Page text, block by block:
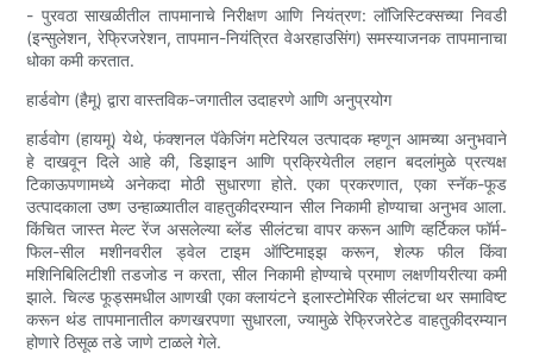
- पुरवठा साखळीतील तापमानाचे निरीक्षण आणि नियंत्रण: लॉजिस्टिक्सच्या निवडी
(इन्सुलेशन, रेफ्रिजरेशन, तापमान-नियंत्रित वेअरहाउसिंग) समस्याजनक तापमानाचा
धोका कमी करतात.
हार्डवोग (हैमू) द्वारा वास्तविक-जगातील उदाहरणे आणि अनुप्रयोग
हार्डवोग (हायमू) येथे, फंक्शनल पॅकेजिंग मटेरियल उत्पादक म्हणून आमच्या अनुभवाने
हे दाखवून दिले आहे की, डिझाइन आणि प्रक्रियेतील लहान बदलांमुळे प्रत्यक्ष
टिकाऊपणामध्ये अनेकदा मोठी सुधारणा होते. एका प्रकरणात, एका स्नॅक-फूड
उत्पादकाला उष्ण उन्हाळ्यातील वाहतुकीदरम्यान सील निकामी होण्याचा अनुभव आला.
किंचित जास्त मेल्ट रेंज असलेल्या ब्लेंड सीलंटचा वापर करून आणि व्हर्टिकल फॉर्म-
फिल-सील मशीनवरील ड्वेल टाइम ऑप्टिमाइझ करून, शेल्फ फील किंवा
मशिनिबिलिटीशी तडजोड न करता, सील निकामी होण्याचे प्रमाण लक्षणीयरीत्या कमी
झाले. चिल्ड फूड्समधील आणखी एका क्लायंटने इलास्टोमेरिक सीलंटचा थर समाविष्ट
करून थंड तापमानातील कणखरपणा सुधारला, ज्यामुळे रेफ्रिजरेटेड वाहतुकीदरम्यान
होणारे ठिसूळ तडे जाणे टाळले गेले.